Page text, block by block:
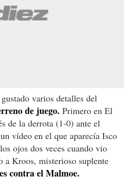
varios detalles del
de juego. Primero en El
de la derrota (1-0) ante el
vídeo en el que aparecía Isco
ojos dos veces cuando vio
a Kroos, misterioso suplente
contra el Malmoe.